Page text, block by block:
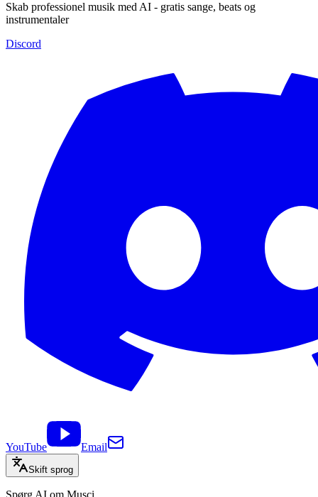
Skab professionel musik med AI - gratis sange, beats og
instrumentaler
Discord
YouTube Email
Skift sprog